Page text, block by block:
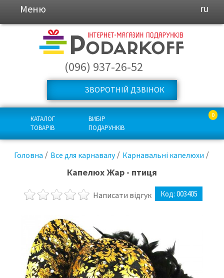
Меню ru
(096) 937-26-52
ЗВОРОТНІЙ ДЗВІНОК
КАТАЛОГ
ТОВАРІВ
ВИБІР
ПОДАРУНКІВ
0
Головна Все для карнавалу Карнавальні капелюхи
Капелюх Жар - птиця
Написати відгук Код: 003405